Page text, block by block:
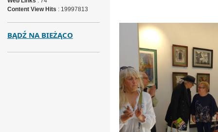
Content View Hits : 19997813
BĄDŹ NA BIEŻĄCO